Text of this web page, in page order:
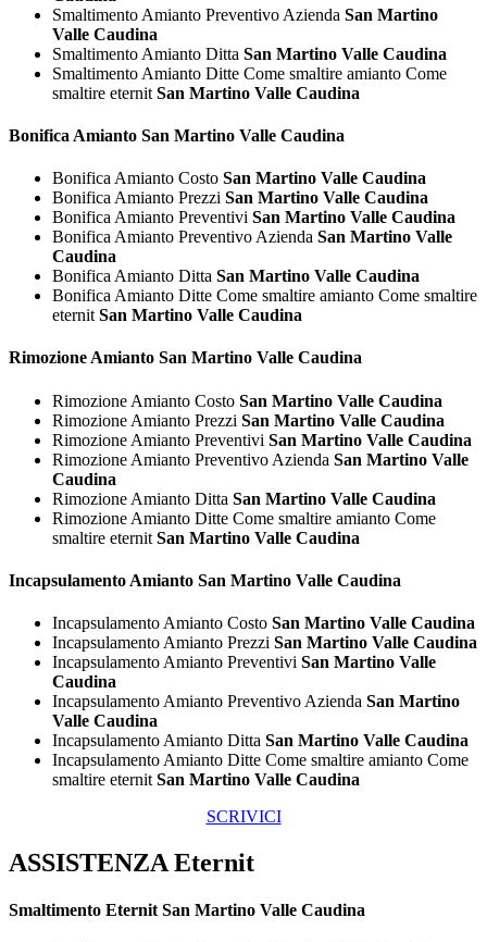
Smaltimento Amianto Preventivo Azienda San Martino
Valle Caudina
Smaltimento Amianto Ditta San Martino Valle Caudina
Smaltimento Amianto Ditte Come smaltire amianto Come
smaltire eternit San Martino Valle Caudina
Bonifica Amianto San Martino Valle Caudina
Bonifica Amianto Costo San Martino Valle Caudina
Bonifica Amianto Prezzi San Martino Valle Caudina
Bonifica Amianto Preventivi San Martino Valle Caudina
Bonifica Amianto Preventivo Azienda San Martino Valle
Caudina
Bonifica Amianto Ditta San Martino Valle Caudina
Bonifica Amianto Ditte Come smaltire amianto Come smaltire
eternit San Martino Valle Caudina
RimozioneAmianto San Martino Valle Caudina
Rimozione Amianto Costo San Martino Valle Caudina
Rimozione Amianto Prezzi San Martino Valle Caudina
Rimozione Amianto Preventivi San Martino Valle Caudina
Rimozione Amianto Preventivo Azienda San Martino Valle
Caudina
Rimozione Amianto Ditta San Martino Valle Caudina
Rimozione Amianto Ditte Come smaltire amianto Come
smaltire eternit San Martino Valle Caudina
Incapsulamento Amianto San Martino Valle Caudina
Incapsulamento Amianto Costo San Martino Valle Caudina
Incapsulamento Amianto Prezzi San Martino Valle Caudina
Incapsulamento Amianto Preventivi San Martino Valle
Caudina
Incapsulamento Amianto Preventivo Azienda San Martino
Valle Caudina
Incapsulamento Amianto Ditta San Martino Valle Caudina
Incapsulamento Amianto Ditte Come smaltire amianto Come
smaltire eternit San Martino Valle Caudina
SCRIVICI
ASSISTENZA Eternit
Smaltimento Eternit San Martino Valle Caudina